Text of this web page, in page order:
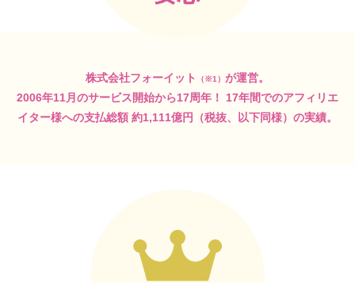
株式会社フォーイット （※1） が運営。
2006年11月のサービス開始から17周年！
17年間でのアフィリエ
イター様への支払総額 約1,111億円（税抜、以下同様）の実績。